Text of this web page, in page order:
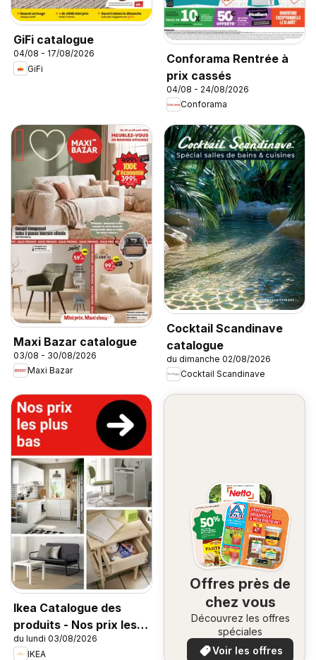
GiFi catalogue
04/08 - 17/08/2026
GiFi
Conforama Rentrée à
prix cassés
04/08 - 24/08/2026
Conforama
Maxi Bazar catalogue
03/08 - 30/08/2026
Maxi Bazar
Cocktail Scandinave
catalogue
du dimanche 02/08/2026
Cocktail Scandinave
Ikea Catalogue des
produits - Nos prix les
plus bas
du lundi 03/08/2026
IKEA
Offres près de
chez vous
Découvrez les offres
spéciales
Voir les offres